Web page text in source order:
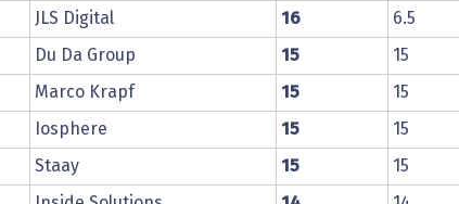
JLS Digital 16 6.5
Du Da Group 15 15
Marco Krapf 15 15
Iosphere 15 15
Staay 15 15